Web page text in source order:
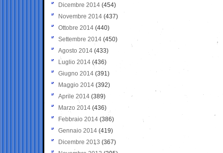
Dicembre 2014 (454)
Novembre 2014 (437)
Ottobre 2014 (440)
Settembre 2014 (450)
Agosto 2014 (433)
Luglio 2014 (436)
Giugno 2014 (391)
Maggio 2014 (392)
Aprile 2014 (389)
Marzo 2014 (436)
Febbraio 2014 (386)
Gennaio 2014 (419)
Dicembre 2013 (367)